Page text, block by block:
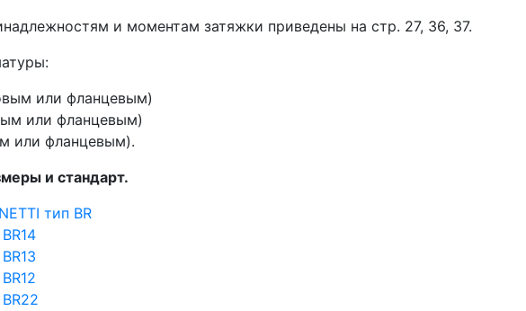
и моментам затяжки приведены на стр. 27, 36, 37.
или фланцевым)
или фланцевым)
или фланцевым).
и стандарт.
тип BR